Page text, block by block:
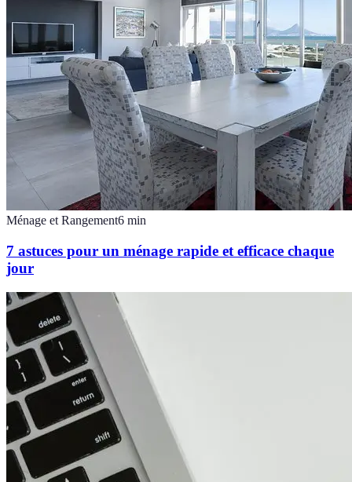
Ménage et Rangement6 min
7 astuces pour un ménage rapide et efficace chaque
jour